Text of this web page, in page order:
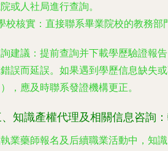
或人社局進行查詢。
校核實 ：直接聯系畢業院校的教務部
建議 ：提前查詢并下載學歷驗證報
誤而延誤。如果遇到學歷信息缺失
，應及時聯系發證機構更正。
知識產權代理及相關信息咨詢
業藥師報名及后續職業活動中，知